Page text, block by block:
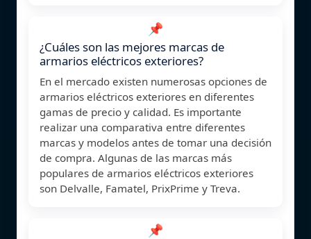
📌
¿Cuáles son las mejores marcas de
armarios eléctricos exteriores?
En el mercado existen numerosas opciones de
armarios eléctricos exteriores en diferentes
gamas de precio y calidad. Es importante
realizar una comparativa entre diferentes
marcas y modelos antes de tomar una decisión
de compra. Algunas de las marcas más
populares de armarios eléctricos exteriores
son Delvalle, Famatel, PrixPrime y Treva.
📌